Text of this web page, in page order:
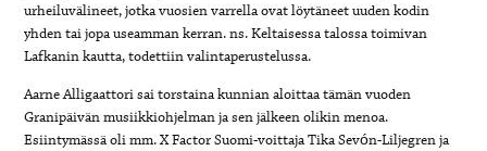
urheiluvälineet, jotka vuosien varrella ovat löytäneet uuden kodin
yhden tai jopa useamman kerran. ns. Keltaisessa talossa toimivan
Lafkanin kautta, todettiin valintaperustelussa.
Aarne Alligaattori sai torstaina kunnian aloittaa tämän vuoden
Granipäivän musiikkiohjelman ja sen jälkeen olikin menoa.
Esiintymässä oli mm. X Factor Suomi-voittaja Tika Sevón-Liljegren ja